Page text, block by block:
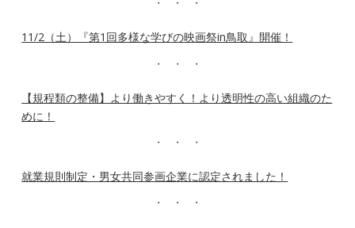
11/2（土）『第1回多様な学びの映画祭in鳥取』開催！
【規程類の整備】より働きやすく！より透明性の高い組織のた
めに！
就業規則制定・男女共同参画企業に認定されました！